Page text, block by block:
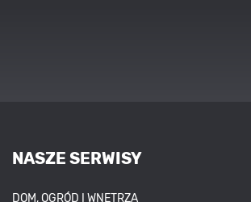
NASZE SERWISY
DOM, OGRÓD I WNĘTRZA